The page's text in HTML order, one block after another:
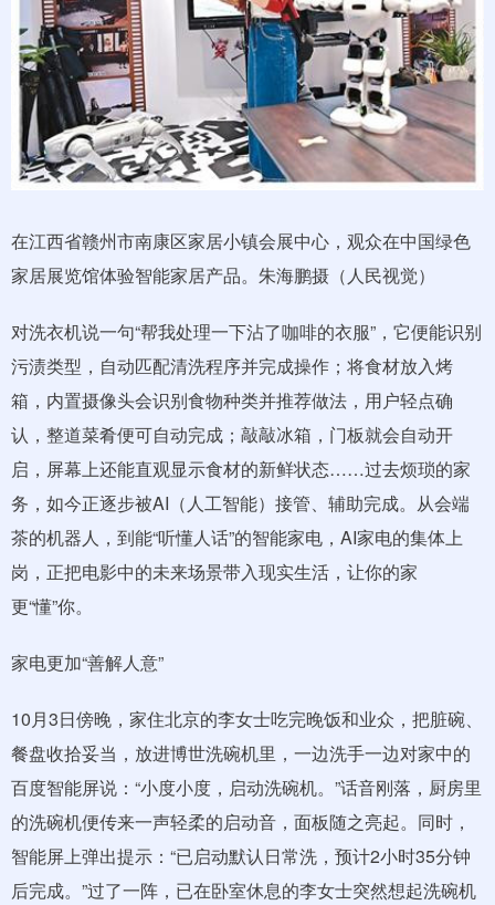
在江西省赣州市南康区家居小镇会展中心，观众在中国绿色
家居展览馆体验智能家居产品。朱海鹏摄（人民视觉）
对洗衣机说一句“帮我处理一下沾了咖啡的衣服”，它便能识别
污渍类型，自动匹配清洗程序并完成操作；将食材放入烤
箱，内置摄像头会识别食物种类并推荐做法，用户轻点确
认，整道菜肴便可自动完成；敲敲冰箱，门板就会自动开
启，屏幕上还能直观显示食材的新鲜状态……过去烦琐的家
务，如今正逐步被AI（人工智能）接管、辅助完成。从会端
茶的机器人，到能“听懂人话”的智能家电，AI家电的集体上
岗，正把电影中的未来场景带入现实生活，让你的家
更“懂”你。
家电更加“善解人意”
10月3日傍晚，家住北京的李女士吃完晚饭和业众，把脏碗、
餐盘收拾妥当，放进博世洗碗机里，一边洗手一边对家中的
百度智能屏说：“小度小度，启动洗碗机。”话音刚落，厨房里
的洗碗机便传来一声轻柔的启动音，面板随之亮起。同时，
智能屏上弹出提示：“已启动默认日常洗，预计2小时35分钟
后完成。”过了一阵，已在卧室休息的李女士突然想起洗碗机